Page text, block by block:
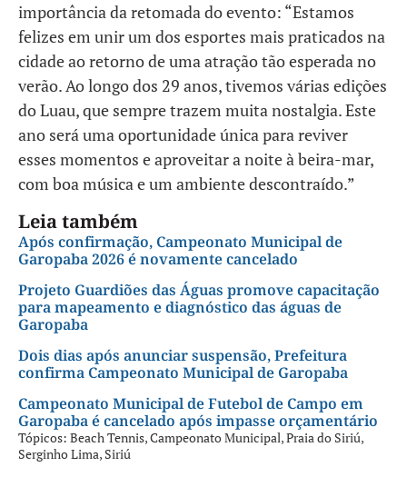
importância da retomada do evento: “Estamos
felizes em unir um dos esportes mais praticados na
cidade ao retorno de uma atração tão esperada no
verão. Ao longo dos 29 anos, tivemos várias edições
do Luau, que sempre trazem muita nostalgia. Este
ano será uma oportunidade única para reviver
esses momentos e aproveitar a noite à beira-mar,
com boa música e um ambiente descontraído.”
Leia também
Após confirmação, Campeonato Municipal de
Garopaba 2026 é novamente cancelado
Projeto Guardiões das Águas promove capacitação
para mapeamento e diagnóstico das águas de
Garopaba
Dois dias após anunciar suspensão, Prefeitura
confirma Campeonato Municipal de Garopaba
Campeonato Municipal de Futebol de Campo em
Garopaba é cancelado após impasse orçamentário
Tópicos: Beach Tennis,Campeonato Municipal,Praia do Siriú,
Serginho Lima, Siriú